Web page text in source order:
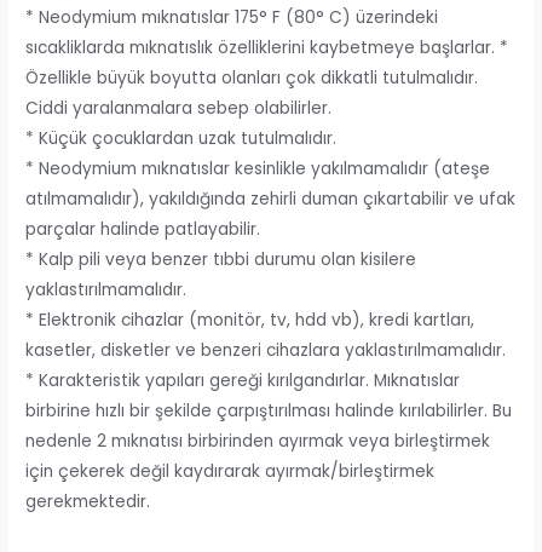
* Neodymium mıknatıslar 175° F (80° C) üzerindeki
sıcakliklarda mıknatıslık özelliklerini kaybetmeye başlarlar. *
Özellikle büyük boyutta olanları çok dikkatli tutulmalıdır.
Ciddi yaralanmalara sebep olabilirler.
* Küçük çocuklardan uzak tutulmalıdır.
* Neodymium mıknatıslar kesinlikle yakılmamalıdır (ateşe
atılmamalıdır), yakıldığında zehirli duman çıkartabilir ve ufak
parçalar halinde patlayabilir.
* Kalp pili veya benzer tıbbi durumu olan kisilere
yaklastırılmamalıdır.
* Elektronik cihazlar (monitör, tv, hdd vb), kredi kartları,
kasetler, disketler ve benzeri cihazlara yaklastırılmamalıdır.
* Karakteristik yapıları gereği kırılgandırlar. Mıknatıslar
birbirine hızlı bir şekilde çarpıştırılması halinde kırılabilirler. Bu
nedenle 2 mıknatısı birbirinden ayırmak veya birleştirmek
için çekerek değil kaydırarak ayırmak/birleştirmek
gerekmektedir.